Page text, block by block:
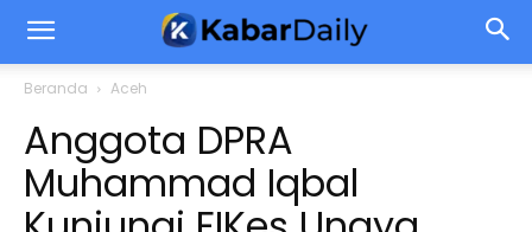
Beranda Aceh
Anggota DPRA
Muhammad Iqbal